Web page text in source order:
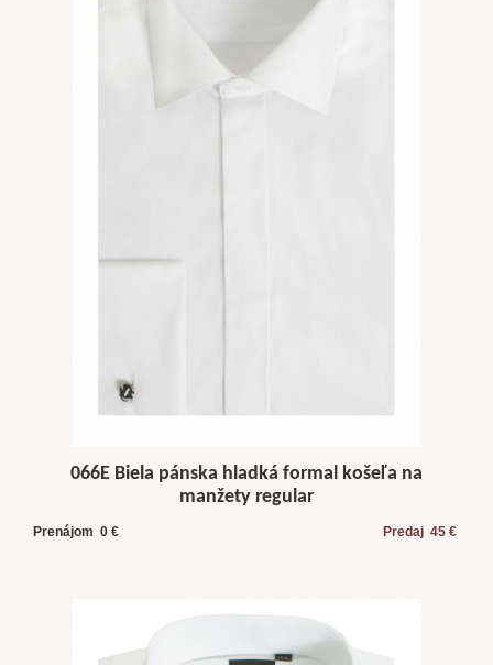
066E Biela pánska hladká formal košeľa na
manžety regular
Prenájom 0 € Predaj 45 €